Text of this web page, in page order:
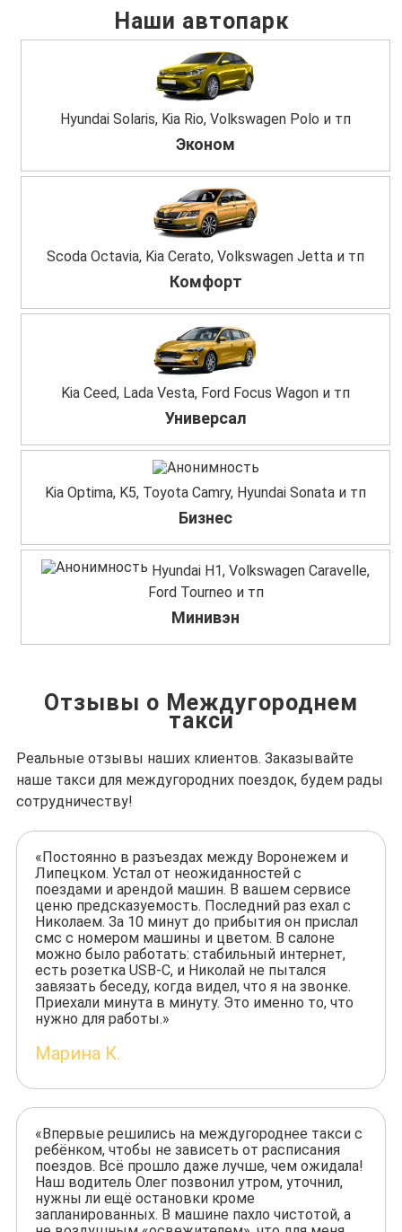
Наши автопарк
Hyundai Solaris, Kia Rio, Volkswagen Polo и тп
Эконом
Scoda Octavia, Kia Cerato, Volkswagen Jetta и тп
Комфорт
Kia Ceed, Lada Vesta, Ford Focus Wagon и тп
Универсал
Kia Optima, K5, Toyota Camry, Hyundai Sonata и тп
Бизнес
Hyundai H1, Volkswagen Caravelle,
Ford Tourneo и тп
Минивэн
Отзывы о Междугороднем
такси
Реальные отзывы наших клиентов. Заказывайте
наше такси для междугородних поездок, будем рады
сотрудничеству!
«Постоянно в разъездах между Воронежем и
Липецком. Устал от неожиданностей с
поездами и арендой машин. В вашем сервисе
ценю предсказуемость. Последний раз ехал с
Николаем. За 10 минут до прибытия он прислал
смс с номером машины и цветом. В салоне
можно было работать: стабильный интернет,
есть розетка USB-C, и Николай не пытался
завязать беседу, когда видел, что я на звонке.
Приехали минута в минуту. Это именно то, что
нужно для работы.»
Марина К.
«Впервые решились на междугороднее такси с
ребёнком, чтобы не зависеть от расписания
поездов. Всё прошло даже лучше, чем ожидала!
Наш водитель Олег позвонил утром, уточнил,
нужны ли ещё остановки кроме
запланированных. В машине пахло чистотой, а